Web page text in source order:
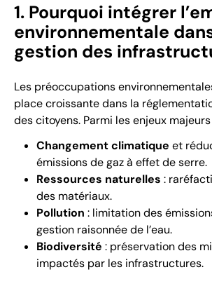
1. Pourquoi intégrer
environnementale
gestion des
Les préoccupations
place croissante dans la
des citoyens. Parmi les enjeux majeurs
Changement climatique et
émissions de gaz à effet de serre.
Ressources naturelles :
des matériaux.
Pollution : limitation des
gestion raisonnée de l’eau.
Biodiversité : préservation des
impactés par les infrastructures.